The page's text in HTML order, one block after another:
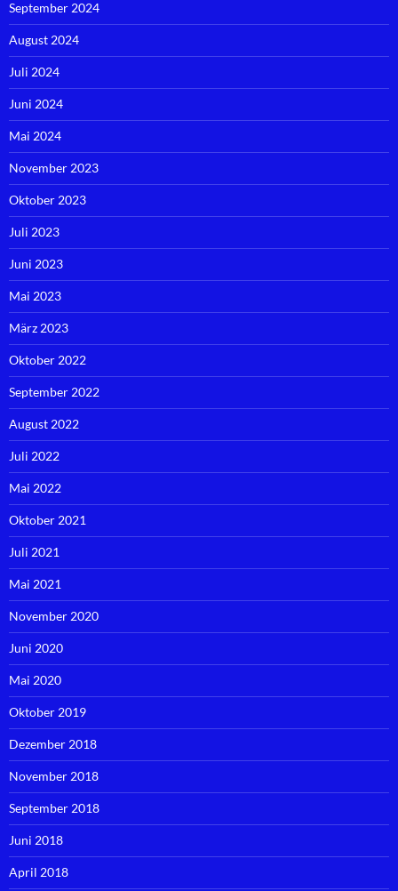
September 2024
August 2024
Juli 2024
Juni 2024
Mai 2024
November 2023
Oktober 2023
Juli 2023
Juni 2023
Mai 2023
März 2023
Oktober 2022
September 2022
August 2022
Juli 2022
Mai 2022
Oktober 2021
Juli 2021
Mai 2021
November 2020
Juni 2020
Mai 2020
Oktober 2019
Dezember 2018
November 2018
September 2018
Juni 2018
April 2018